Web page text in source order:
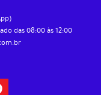
das 08:00 às 12:00